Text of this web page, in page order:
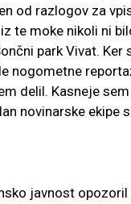
od razlogov za
te moke nikoli ni
park Vivat. Ker
nogometne
delil. Kasneje
novinarske ekipe
javnost opozoril